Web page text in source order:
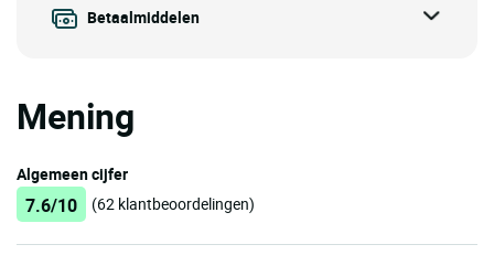
Betaalmiddelen
Mening
Algemeen cijfer
7.6/10 (62 klantbeoordelingen)